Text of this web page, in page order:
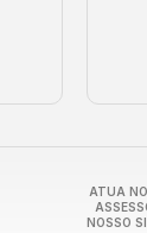
ATUA
NOSSO